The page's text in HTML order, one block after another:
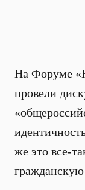
На Форуме
провели
же это все-